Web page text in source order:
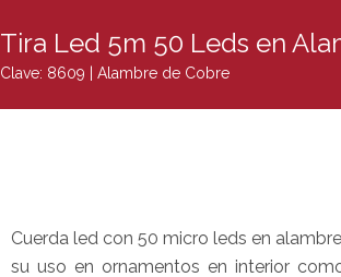
Tira Led 5m 50 Leds en
Clave: 8609 | Alambre de Cobre
Cuerda led con 50 micro leds en
su uso en ornamentos en interior